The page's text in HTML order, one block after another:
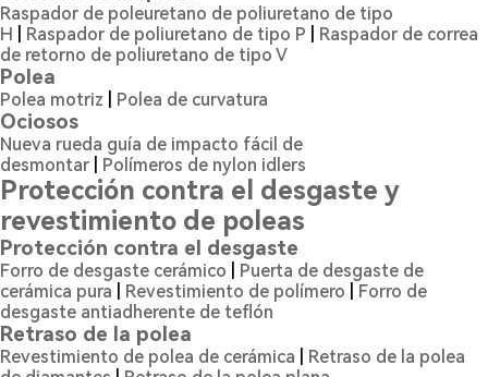
Raspador de poleuretano de poliuretano de tipo
H
Raspador de poliuretano de tipo P
Raspador de correa
de retorno de poliuretano de tipo V
Polea
Polea motriz Polea de curvatura
Ociosos
Nueva rueda guía de impacto fácil de
desmontar
Polímeros de nylon idlers
Protección contra el desgaste y
revestimiento de poleas
Protección contra el desgaste
Forro de desgaste cerámico
Puerta de desgaste de
cerámica pura
Revestimiento de polímero
Forro de
desgaste antiadherente de teflón
Retraso de la polea
Revestimiento de polea de cerámica
Retraso de la polea